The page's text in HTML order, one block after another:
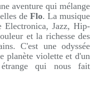
aventure qui mélange
de Flo. La musique
Electronica, Jazz, Hip-
et la richesse des
C'est une odyssée
planète violette et d'un
qui nous fait